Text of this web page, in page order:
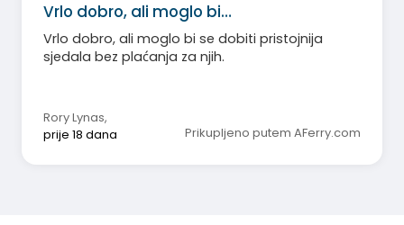
Vrlo dobro, ali moglo bi…
Vrlo dobro, ali moglo bi se dobiti pristojnija
sjedala bez plaćanja za njih.
Rory Lynas,
prije 18 dana
Prikupljeno putem AFerry.com